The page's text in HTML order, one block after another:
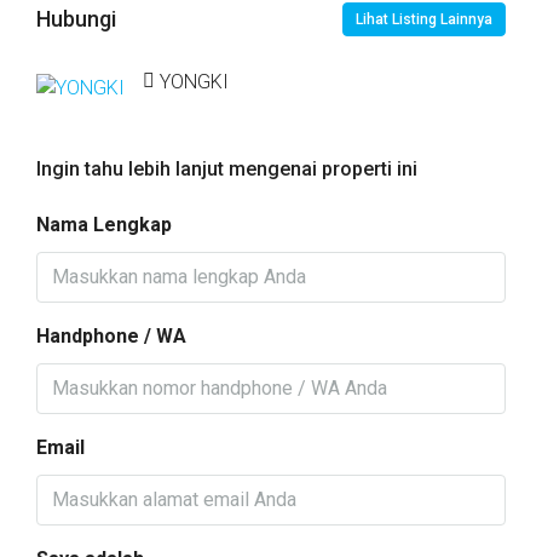
Hubungi Lihat Listing Lainnya
YONGKI
Ingin tahu lebih lanjut mengenai properti ini
Nama Lengkap
Handphone / WA
Email